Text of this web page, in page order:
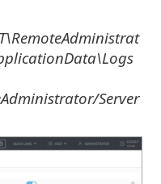
Server